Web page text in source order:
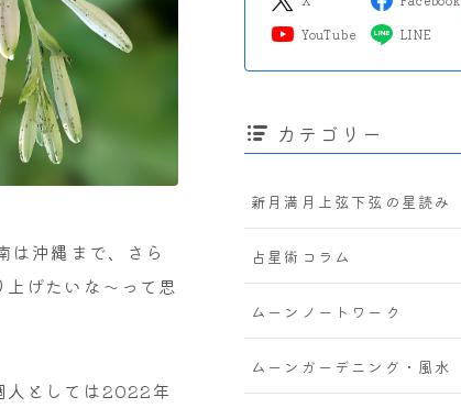
沖縄まで、さら
げたいな～って思
人としては2022年
YouTube
LINE
カテゴリー
新月満月上弦下弦の星読み
占星術コラム
ムーンノートワーク
ムーンガーデニング・風水